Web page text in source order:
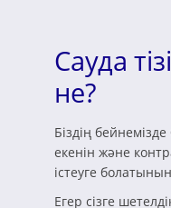
Сауда
не?
Біздің бейнемізде
екенін және
істеуге
Егер сізге